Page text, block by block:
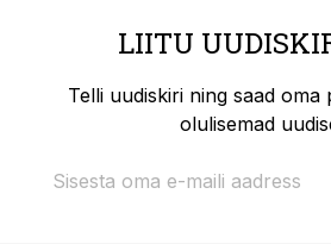
LIITU
Telli uudiskiri ning saad oma
olulisemad